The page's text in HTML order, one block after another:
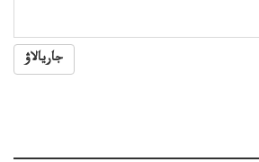
جاريالاۋ